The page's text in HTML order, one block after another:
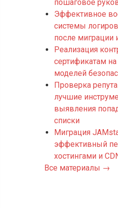
пошаговое
Эффективное
системы
после миграции
Реализация
сертификатам
моделей
Проверка
лучшие
выявления
списки
Миграция
эффективный
хостингами и
Все материалы →